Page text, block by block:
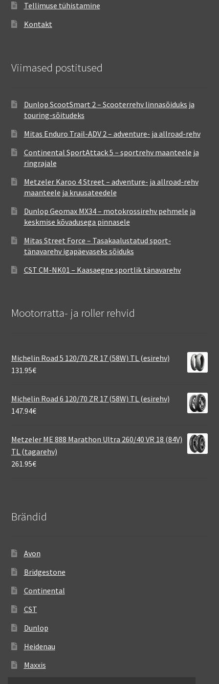
Tellimuse tühistamine
Kontakt
Viimased postitused
Dunlop ScootSmart 2 – Scooterrehv linnasõiduks ja
touring-sõitudeks
Mitas Enduro Trail-ADV 2 – adventure- ja allroad-rehv
Continental SportAttack 5 – sportrehv maanteele ja
ringrajale
Metzeler Karoo 4 Street – adventure- ja allroad-rehv
maanteele ja kruusateedele
Dunlop Geomax MX34 – motokrossirehv pehmele ja
keskmise kõvadusega pinnasele
Mitas Street Force – Tasakaalustatud sport-
tänavarehv igapäevaseks sõiduks
CST CM-NK01 – Kaasaegne sportlik tänavarehv
Mootorratta- ja roller rehvid
Michelin Road 5 120/70 ZR 17 (58W) TL (esirehv)
131.95€
Michelin Road 6 120/70 ZR 17 (58W) TL (esirehv)
147.94€
Metzeler ME 888 Marathon Ultra 260/40 VR 18 (84V)
TL (tagarehv)
261.95€
Brändid
Avon
Bridgestone
Continental
CST
Dunlop
Heidenau
Maxxis